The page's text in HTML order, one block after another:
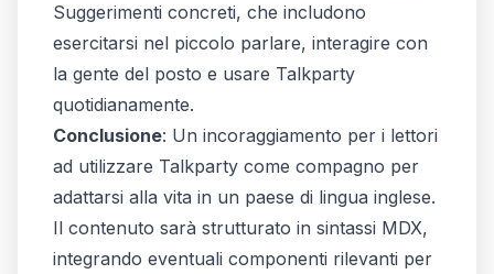
Suggerimenti concreti, che includono
esercitarsi nel piccolo parlare, interagire con
la gente del posto e usare Talkparty
quotidianamente.
Conclusione: Un incoraggiamento per i lettori
ad utilizzare Talkparty come compagno per
adattarsi alla vita in un paese di lingua inglese.
Il contenuto sarà strutturato in sintassi MDX,
integrando eventuali componenti rilevanti per